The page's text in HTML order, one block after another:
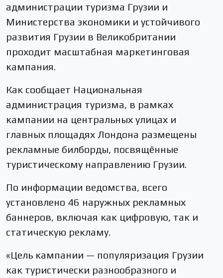
администрации туризма Грузии и
Министерства экономики и устойчивого
развития Грузии в Великобритании
проходит масштабная маркетинговая
кампания.
Как сообщает Национальная
администрация туризма, в рамках
кампании на центральных улицах и
главных площадях Лондона размещены
рекламные билборды, посвящённые
туристическому направлению Грузии.
По информации ведомства, всего
установлено 46 наружных рекламных
баннеров, включая как цифровую, так и
статическую рекламу.
«Цель кампании — популяризация Грузии
как туристически разнообразного и